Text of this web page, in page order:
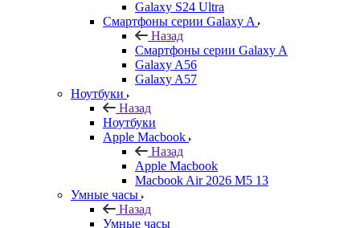
Galaxy S24 Ultra
Смартфоны серии Galaxy A
Назад
Смартфоны серии Galaxy A
Galaxy A56
Galaxy A57
Ноутбуки
Назад
Ноутбуки
Apple Macbook
Назад
Apple Macbook
Macbook Air 2026 M5 13
Умные часы
Назад
Умные часы